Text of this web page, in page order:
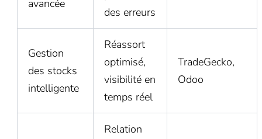
avancée
des erreurs
Gestion
des stocks
intelligente
Réassort
optimisé,
visibilité en
temps réel
TradeGecko,
Odoo
Relation